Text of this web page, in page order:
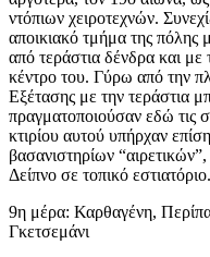
ντόπιων χειροτεχνών.
αποικιακό τμήμα της πόλης
από τεράστια δένδρα και
κέντρο του. Γύρω από την
Εξέτασης με την τεράστια
πραγματοποιούσαν εδώ τις
κτιρίου αυτού υπήρχαν
βασανιστηρίων
Δείπνο σε τοπικό
9η μέρα: Καρθαγένη,
Γκετσεμάνι